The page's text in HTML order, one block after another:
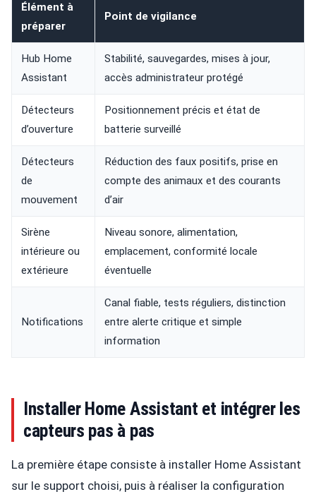
Élément à
préparer
Point de vigilance
Hub Home
Assistant
Stabilité, sauvegardes, mises à jour,
accès administrateur protégé
Détecteurs
d’ouverture
Positionnement précis et état de
batterie surveillé
Détecteurs
de
mouvement
Réduction des faux positifs, prise en
compte des animaux et des courants
d’air
Sirène
intérieure ou
extérieure
Niveau sonore, alimentation,
emplacement, conformité locale
éventuelle
Notifications
Canal fiable, tests réguliers, distinction
entre alerte critique et simple
information
Installer Home Assistant et intégrer les
capteurs pas à pas
La première étape consiste à installer Home Assistant
sur le support choisi, puis à réaliser la configuration